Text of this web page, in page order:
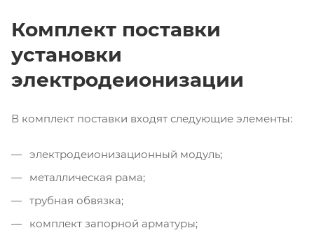
Комплект поставки
установки
электродеионизации
В комплект поставки входят следующие элементы:
электродеионизационный модуль;
металлическая рама;
трубная обвязка;
комплект запорной арматуры;